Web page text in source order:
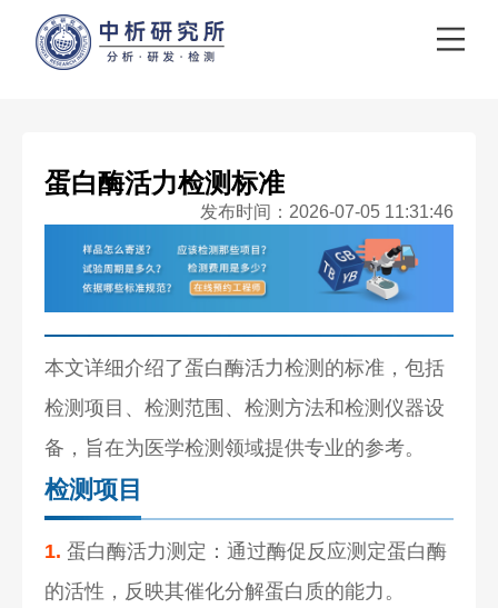
蛋白酶活力检测标准
发布时间：2026-07-05 11:31:46
本文详细介绍了蛋白酶活力检测的标准，包括
检测项目、检测范围、检测方法和检测仪器设
备，旨在为医学检测领域提供专业的参考。
检测项目
1. 蛋白酶活力测定：通过酶促反应测定蛋白酶
的活性，反映其催化分解蛋白质的能力。